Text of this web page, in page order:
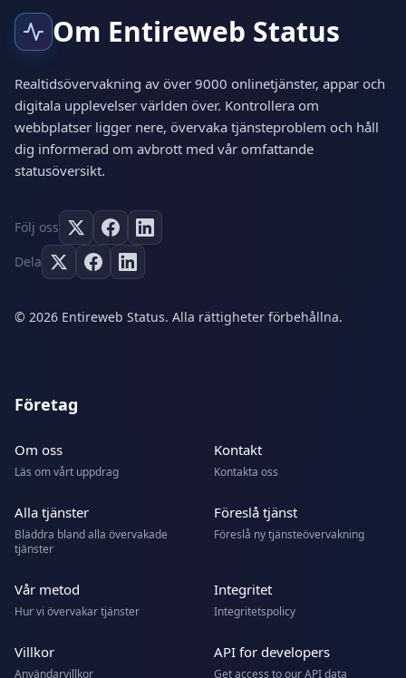
Om Entireweb Status
Realtidsövervakning av över 9000 onlinetjänster, appar och
digitala upplevelser världen över. Kontrollera om
webbplatser ligger nere, övervaka tjänsteproblem och håll
dig informerad om avbrott med vår omfattande
statusöversikt.
Följ oss
Dela
© 2026 Entireweb Status. Alla rättigheter förbehållna.
Företag
Om oss
Läs om vårt uppdrag
Kontakt
Kontakta oss
Alla tjänster
Bläddra bland alla övervakade
tjänster
Föreslå tjänst
Föreslå ny tjänsteövervakning
Vår metod
Hur vi övervakar tjänster
Integritet
Integritetspolicy
Villkor
Användarvillkor
API for developers
Get access to our API data